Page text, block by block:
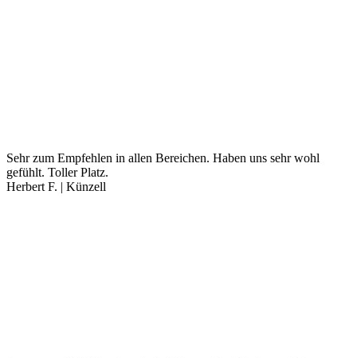
Sehr zum Empfehlen in allen Bereichen. Haben uns sehr wohl
gefühlt. Toller Platz.
Herbert F. | Künzell